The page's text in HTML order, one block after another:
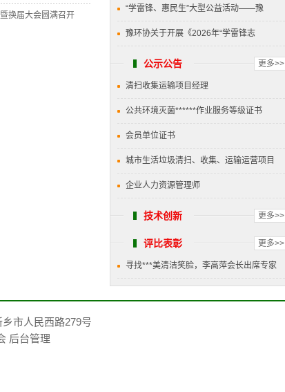
“学雷锋、惠民生”大型公益活动——豫
豫环协关于开展《2026年“学雷锋志
更多>>
公示公告
清扫收集运输项目经理
公共环境灭菌******作业服务等级证书
会员单位证书
城市生活垃圾清扫、收集、运输运营项目
企业人力资源管理师
更多>>
技术创新
更多>>
评比表彰
寻找***美清洁笑脸，李高萍会长出席专家
换届大会圆满召开
市人民西路279号
后台管理